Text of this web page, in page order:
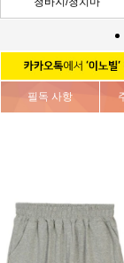
필독 사항